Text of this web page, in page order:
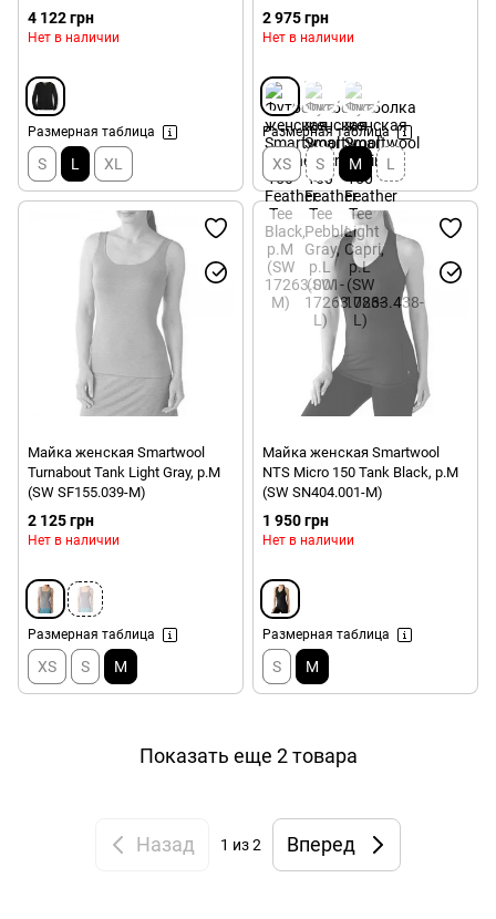
17255.001-L)
4 122 грн
Нет в наличии
Размерная таблица
S L XL
2 975 грн
Нет в наличии
Размерная таблица
XS S M L
Майка женская Smartwool
Turnabout Tank Light Gray, р.M
(SW SF155.039-M)
2 125 грн
Нет в наличии
Размерная таблица
XS S M
Майка женская Smartwool
NTS Micro 150 Tank Black, р.M
(SW SN404.001-M)
1 950 грн
Нет в наличии
Размерная таблица
S M
Показать еще 2 товара
Назад 1 из 2 Вперед